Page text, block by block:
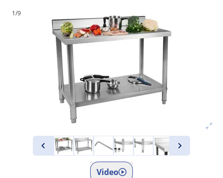
1/9
Video